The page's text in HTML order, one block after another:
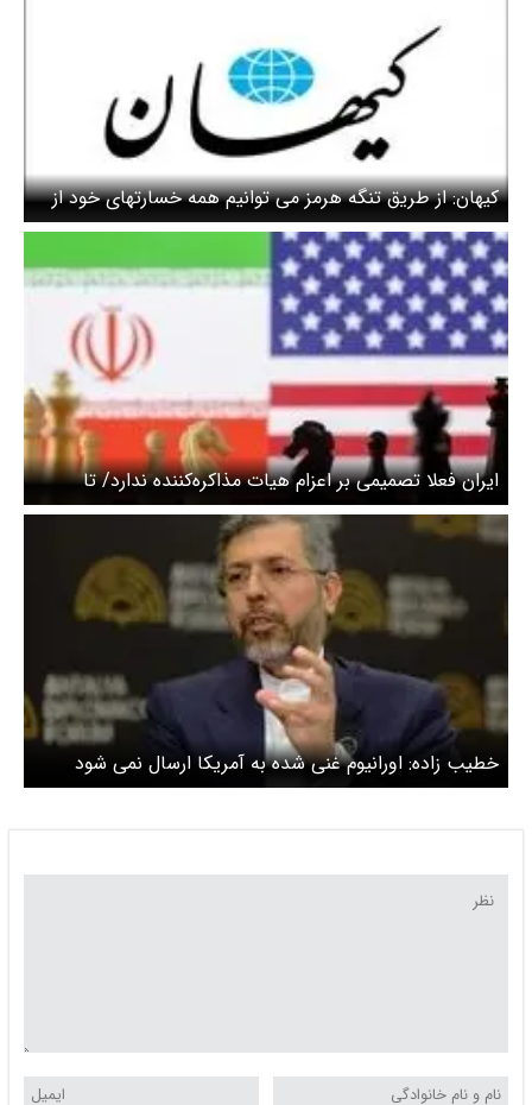
کیهان: از طریق تنگه هرمز می توانیم همه خسارتهای خود از
سال 1358 تا امروز را از آمریکا بگیریم
ایران فعلا تصمیمی بر اعزام هیات مذاکره‌کننده‌ ندارد/ تا
محاصره دریایی هست، مذاکره‌ای انجام نمی‌شود
خطیب زاده: اورانیوم غنی شده به آمریکا ارسال نمی شود